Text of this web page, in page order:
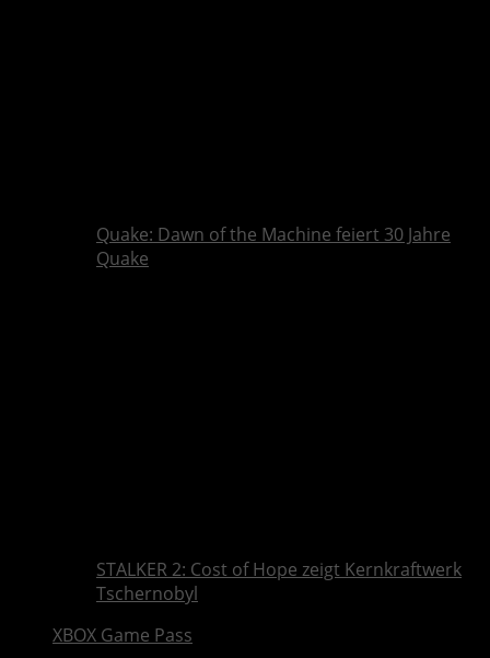
Quake: Dawn of the Machine feiert 30 Jahre
Quake
STALKER 2: Cost of Hope zeigt Kernkraftwerk
Tschernobyl
XBOX Game Pass